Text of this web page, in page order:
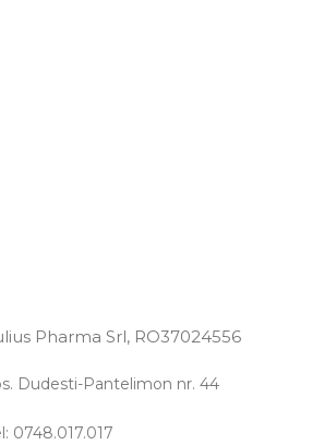
Pharma Srl, RO37024556
Dudesti-Pantelimon nr. 44
0748.017.017